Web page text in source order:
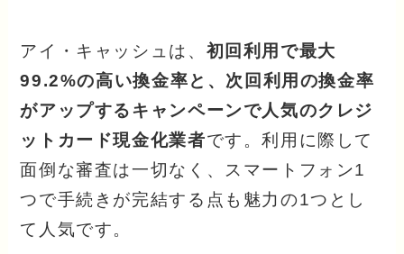
アイ・キャッシュは、 初回利用で最大
99.2%の高い換金率と、次回利用の換金率
がアップするキャンペーンで人気のクレジ
ットカード現金化業者です。利用に際して
面倒な審査は一切なく、スマートフォン1
つで手続きが完結する点も魅力の1つとし
て人気です。